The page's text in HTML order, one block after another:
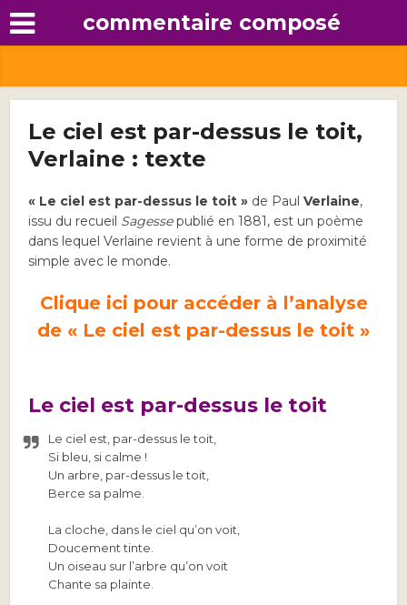
commentaire composé
Le ciel est par-dessus le toit,
Verlaine : texte
« Le ciel est par-dessus le toit » de PaulVerlaine,
issu du recueil Sagessepublié en 1881, est un poème
dans lequel Verlaine revient à une forme de proximité
simple avec le monde.
Clique ici pour accéder à l’analyse
de « Le ciel est par-dessus le toit »
Le ciel est par-dessus le toit
Le ciel est, par-dessus le toit,
Si bleu, si calme !
Un arbre, par-dessus le toit,
Berce sa palme.
La cloche, dans le ciel qu’on voit,
Doucement tinte.
Un oiseau sur l’arbre qu’on voit
Chante sa plainte.